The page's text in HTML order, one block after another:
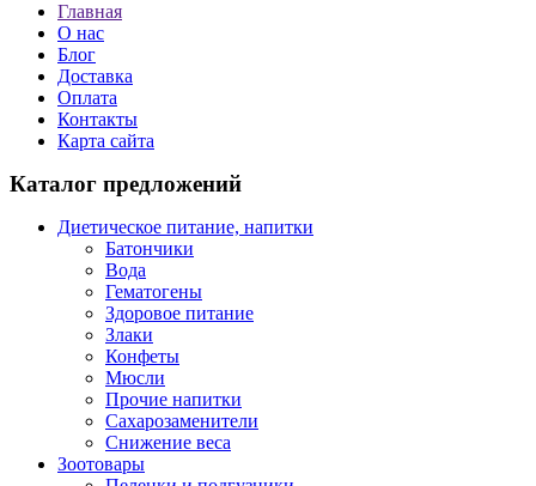
Главная
О нас
Блог
Доставка
Оплата
Контакты
Карта сайта
Каталог предложений
Диетическое питание, напитки
Батончики
Вода
Гематогены
Здоровое питание
Злаки
Конфеты
Мюсли
Прочие напитки
Сахарозаменители
Снижение веса
Зоотовары